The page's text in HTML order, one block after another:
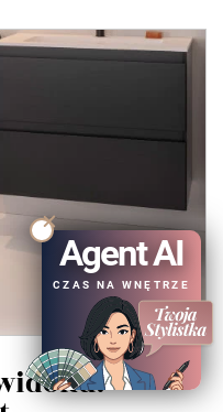
Agent AI
CZAS NA WNĘTRZE